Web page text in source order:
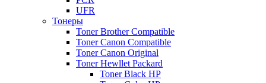
UFR
Тонеры
Toner Brother Compatible
Toner Canon Compatible
Toner Canon Original
Toner Hewllet Packard
Toner Black HP